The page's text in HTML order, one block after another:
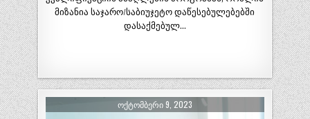
მიზანია საჯარო/საბიუჯეტო დაწესებულებებში
დასაქმებულ…
ᲝᲥᲢᲝᲛᲑᲔᲠᲘ 9, 2023